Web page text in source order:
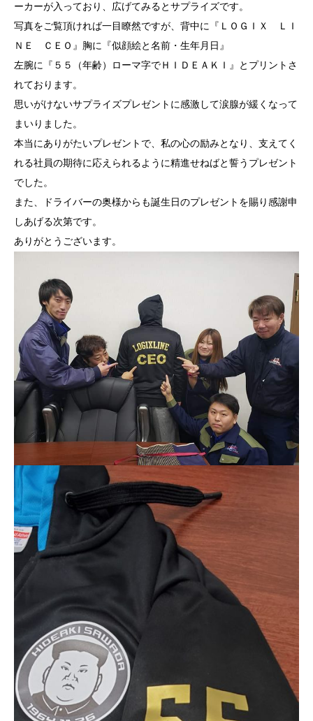
ーカーが入っており、広げてみるとサプライズです。
写真をご覧頂ければ一目瞭然ですが、背中に『ＬＯＧＩＸ ＬＩ
ＮＥ ＣＥＯ』胸に『似顔絵と名前・生年月日』
左腕に『５５（年齢）ローマ字でＨＩＤＥＡＫＩ』とプリントさ
れております。
思いがけないサプライズプレゼントに感激して涙腺が緩くなって
まいりました。
本当にありがたいプレゼントで、私の心の励みとなり、支えてく
れる社員の期待に応えられるように精進せねばと誓うプレゼント
でした。
また、ドライバーの奥様からも誕生日のプレゼントを賜り感謝申
しあげる次第です。
ありがとうございます。